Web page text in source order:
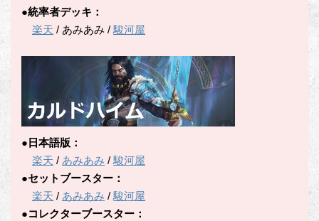
●統率者デッキ：
楽天 / あみあみ /駿河屋
●日本語版：
楽天 / あみあみ /駿河屋
●セットブースター：
楽天 / あみあみ /駿河屋
●コレクターブースター：